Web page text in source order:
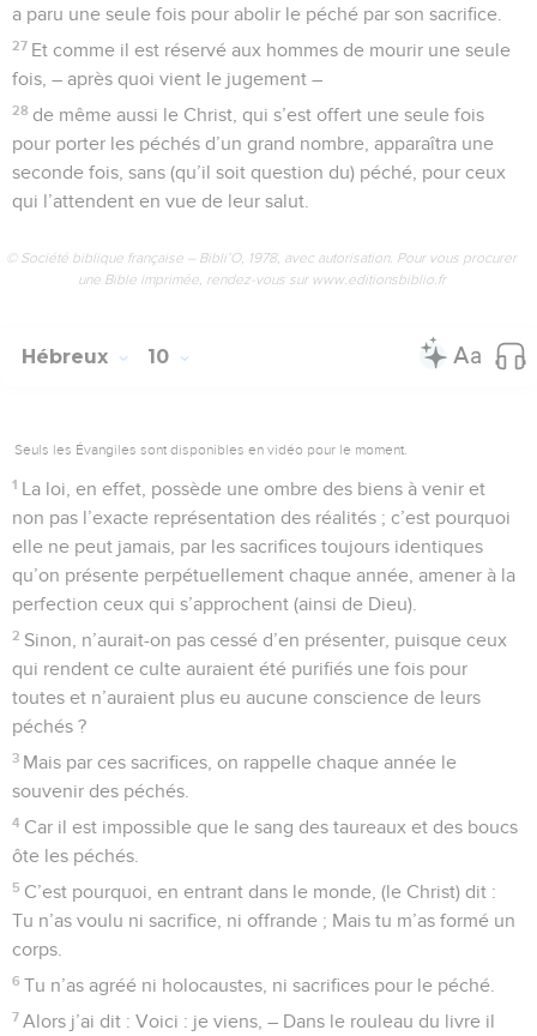
a paru une seule fois pour abolir le péché par son sacrifice.
27 Et comme il est réservé aux hommes de mourir une seule
fois, – après quoi vient le jugement –
28 de même aussi le Christ, qui s’est offert une seule fois
pour porter les péchés d’un grand nombre, apparaîtra une
seconde fois, sans (qu’il soit question du) péché, pour ceux
qui l’attendent en vue de leur salut.
© Société biblique française – Bibli’O, 1978, avec autorisation. Pour vous procurer
une Bible imprimée, rendez-vous sur www.editionsbiblio.fr
Hébreux 10
Seuls les Évangiles sont disponibles en vidéo pour le moment.
1 La loi, en effet, possède une ombre des biens à venir et
non pas l’exacte représentation des réalités ; c’est pourquoi
elle ne peut jamais, par les sacrifices toujours identiques
qu’on présente perpétuellement chaque année, amener à la
perfection ceux qui s’approchent (ainsi de Dieu).
2 Sinon, n’aurait-on pas cessé d’en présenter, puisque ceux
qui rendent ce culte auraient été purifiés une fois pour
toutes et n’auraient plus eu aucune conscience de leurs
péchés ?
3 Mais par ces sacrifices, on rappelle chaque année le
souvenir des péchés.
4 Car il est impossible que le sang des taureaux et des boucs
ôte les péchés.
5 C’est pourquoi, en entrant dans le monde, (le Christ) dit :
Tu n’as voulu ni sacrifice, ni offrande ; Mais tu m’as formé un
corps.
6 Tu n’as agréé ni holocaustes, ni sacrifices pour le péché.
7 Alors j’ai dit : Voici : je viens, – Dans le rouleau du livre il